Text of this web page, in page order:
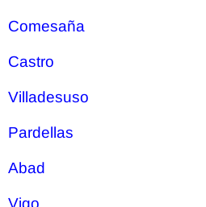
Comesaña
Castro
Villadesuso
Pardellas
Abad
Vigo